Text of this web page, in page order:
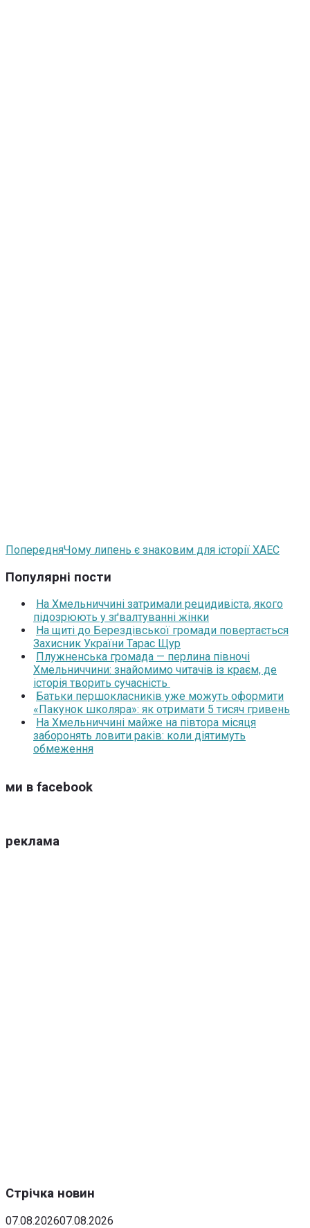
ПопередняЧому липень є знаковим для історії ХАЕС
Популярні пости
На Хмельниччині затримали рецидивіста, якого
підозрюють у зґвалтуванні жінки
На щиті до Берездівської громади повертається
Захисник України Тарас Щур
Плужненська громада — перлина півночі
Хмельниччини: знайомимо читачів із краєм, де
історія творить сучасність
Батьки першокласників уже можуть оформити
«Пакунок школяра»: як отримати 5 тисяч гривень
На Хмельниччині майже на півтора місяця
заборонять ловити раків: коли діятимуть
обмеження
ми в facebook
реклама
Стрічка новин
07.08.202607.08.2026